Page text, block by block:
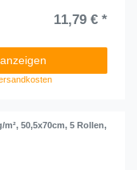
11,79 € *
50,5x70cm, 5 Rollen,